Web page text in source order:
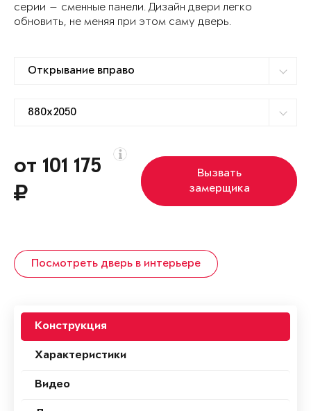
серии — сменные панели. Дизайн двери легко
обновить, не меняя при этом саму дверь.
от 101 175
Вызвать
замерщика
Посмотреть дверь в интерьере
Конструкция
Характеристики
Видео